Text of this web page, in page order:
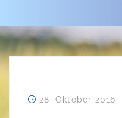
28. Oktober 2016